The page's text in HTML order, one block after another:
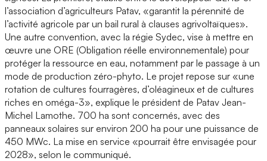
l’association d’agriculteurs Patav, «garantit la pérennité de
l’activité agricole par un bail rural à clauses agrivoltaïques».
Une autre convention, avec la régie Sydec, vise à mettre en
œuvre une ORE (Obligation réelle environnementale) pour
protéger la ressource en eau, notamment par le passage à un
mode de production zéro-phyto. Le projet repose sur «une
rotation de cultures fourragères, d’oléagineux et de cultures
riches en oméga-3», explique le président de Patav Jean-
Michel Lamothe. 700 ha sont concernés, avec des
panneaux solaires sur environ 200 ha pour une puissance de
450 MWc. La mise en service «pourrait être envisagée pour
2028», selon le communiqué.